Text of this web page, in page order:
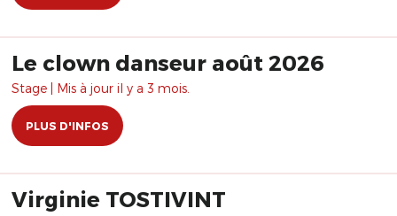
Le clown danseur août 2026
Stage | Mis à jour il y a 3 mois.
PLUS D'INFOS
Virginie TOSTIVINT